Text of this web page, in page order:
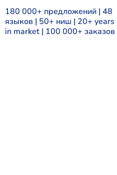
180 000+ предложений | 48
языков | 50+ ниш | 20+ years
in market | 100 000+ заказов